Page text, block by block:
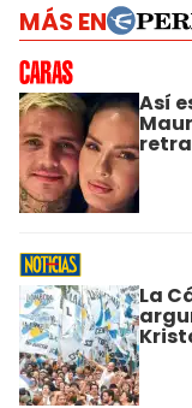
MÁS EN
Así
La